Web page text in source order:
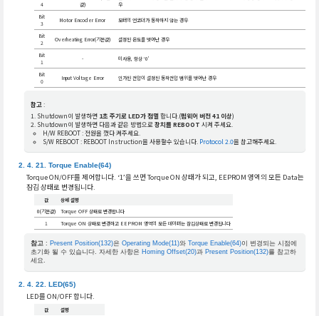
4
값)
우
Bit
3
Motor Encoder Error 모터의 엔코더가 동작하지 않는 경우
Bit
2
Overheating Error(기본값) 설정된 온도를 벗어난 경우
Bit
1
- 미사용, 항상 ‘0’
Bit
0
Input Voltage Error 인가된 전압이 설정된 동작전압 범위를 벗어난 경우
참고 :
Shutdown이 발생하면 1초 주기로 LED가 점멸 합니다.(펌웨어 버전 41 이상)
Shutdown이 발생하면 다음과 같은 방법으로 장치를 REBOOT 시켜 주세요.
H/W REBOOT : 전원을 껐다 켜주세요.
S/W REBOOT : REBOOT Instruction을 사용할수 있습니다. Protocol 2.0을 참고해주세요.
Torque Enable(64)
Torque ON/OFF를 제어합니다. ‘1’을 쓰면 Torque ON 상태가 되고, EEPROM 영역의 모든 Data는
잠김 상태로 변경됩니다.
값
상세 설명
0(기본값)
Torque OFF 상태로 변경합니다
1
Torque ON 상태로 변경하고 EEPROM 영역의 모든 데이터는 잠김상태로 변경됩니다
참고 : Present Position(132)은Operating Mode(11)와Torque Enable(64)이 변경되는 시점에
초기화 될 수 있습니다. 자세한 사항은 Homing Offset(20)과 Present Position(132)를 참고하
세요.
LED(65)
LED를 ON/OFF 합니다.
값
설명